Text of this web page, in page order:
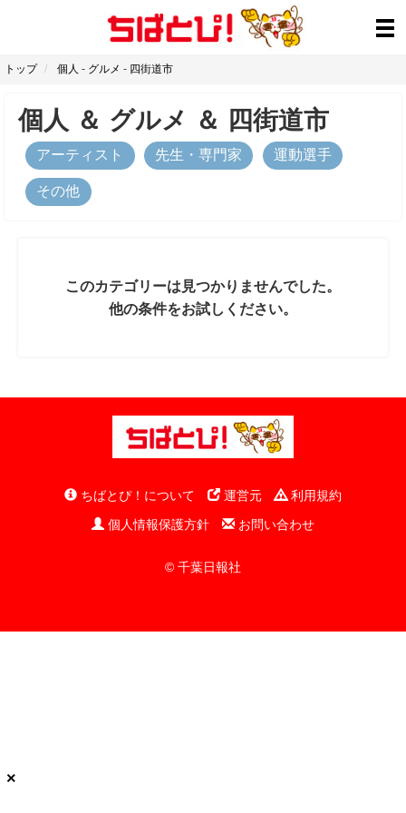
トップ 個人 - グルメ - 四街道市
個人 ＆ グルメ ＆ 四街道市
アーティスト 先生・専門家 運動選手
その他
このカテゴリーは見つかりませんでした。
他の条件をお試しください。
ちばとぴ！について 運営元
利用規約
個人情報保護方針
お問い合わせ
© 千葉日報社
×